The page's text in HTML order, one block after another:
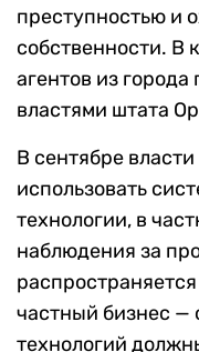
преступностью и
собственности. В
агентов из города
властями штата
В сентябре власти
использовать
технологии, в
наблюдения за
частный бизнес —
технологий